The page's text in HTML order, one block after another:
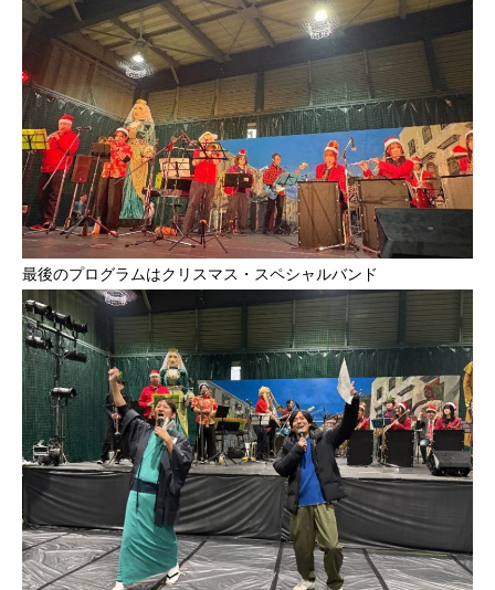
最後のプログラムはクリスマス・スペシャルバンド